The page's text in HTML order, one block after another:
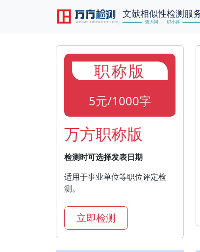
职称版
5元/1000字
万方职称版
检测时可选择发表日期
适用于事业单位等职位评定检
测。
立即检测